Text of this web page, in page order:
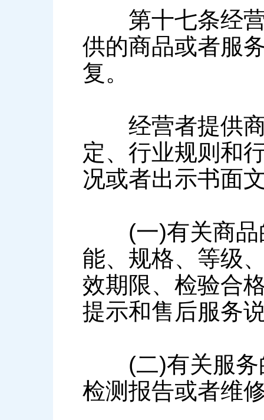
第十七条经营
供的商品或者服
复。
经营者提供商
定、行业规则和
况或者出示书面
(一)有关商品
能、规格、等级
效期限、检验合
提示和售后服务
(二)有关服务
检测报告或者维